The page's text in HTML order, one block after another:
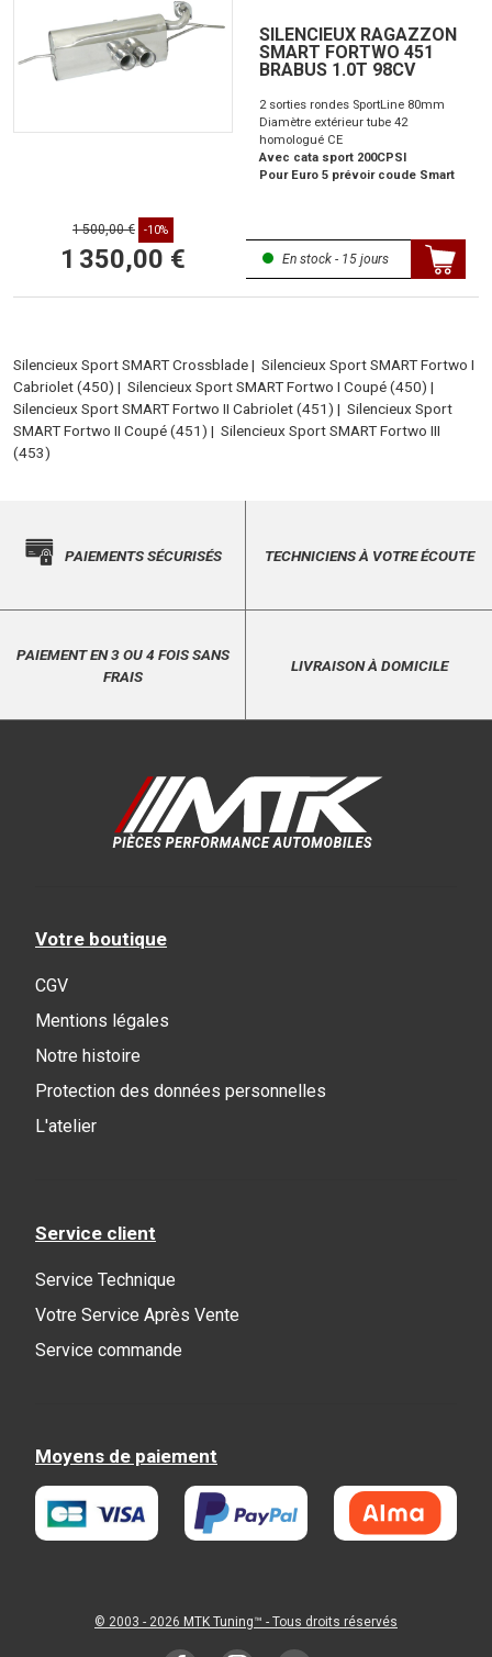
SILENCIEUX RAGAZZON
SMART FORTWO 451
BRABUS 1.0T 98CV
2 sorties rondes SportLine 80mm
Diamètre extérieur tube 42
homologué CE
Avec cata sport 200CPSI
Pour Euro 5 prévoir coude Smart
1 500,00 € -10%
1 350,00 € En stock - 15 jours
Silencieux Sport SMART Crossblade| Silencieux Sport SMART Fortwo I
Cabriolet (450) | Silencieux Sport SMART Fortwo I Coupé (450) |
Silencieux Sport SMART Fortwo II Cabriolet (451) | Silencieux Sport
SMART Fortwo II Coupé (451) | Silencieux Sport SMART Fortwo III
(453)
PAIEMENTS SÉCURISÉS TECHNICIENS À VOTRE ÉCOUTE
PAIEMENT EN 3 OU 4 FOIS SANS
FRAIS
LIVRAISON À DOMICILE
Votre boutique
CGV
Mentions légales
Notre histoire
Protection des données personnelles
L'atelier
Service client
Service Technique
Votre Service Après Vente
Service commande
Moyens de paiement
© 2003 - 2026 MTK Tuning™ - Tous droits réservés